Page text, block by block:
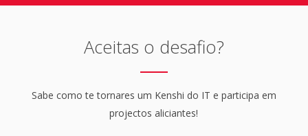
Aceitas o desafio?
Sabe como te tornares um Kenshi do IT e participa em
projectos aliciantes!